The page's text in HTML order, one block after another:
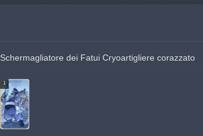
Schermagliatore dei Fatui Cryoartigliere corazzato
1